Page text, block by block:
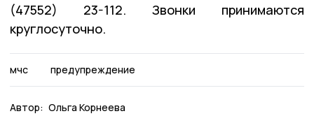
(47552) 23-112. Звонки принимаются
круглосуточно.
мчс предупреждение
Автор: Ольга Корнеева